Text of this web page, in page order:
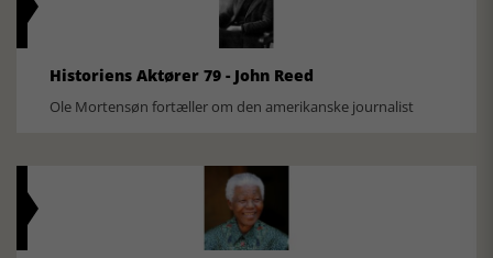
Historiens Aktører 79 - John Reed
Ole Mortensøn fortæller om den amerikanske journalist